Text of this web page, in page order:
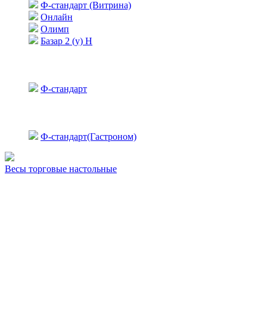
Ф-стандарт (Витрина)
Онлайн
Олимп
Базар 2 (у) Н
Ф-стандарт
Ф-стандарт(Гастроном)
Весы торговые настольные